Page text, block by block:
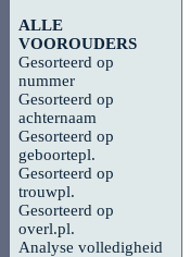
ALLE
VOOROUDERS
Gesorteerd op
nummer
Gesorteerd op
achternaam
Gesorteerd op
geboortepl.
Gesorteerd op
trouwpl.
Gesorteerd op
overl.pl.
Analyse volledigheid